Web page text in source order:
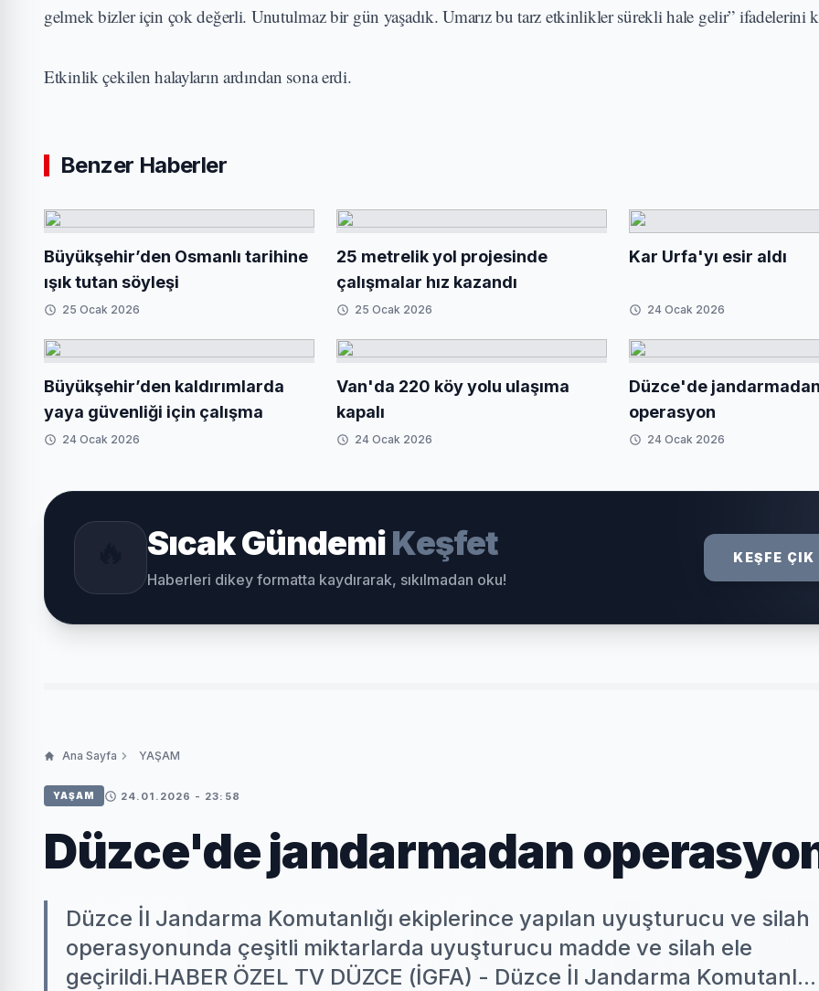
gelmek bizler için çok değerli. Unutulmaz bir gün yaşadık. Umarız bu tarz etkinlikler sürekli hale gelir” ifadelerini
Etkinlik çekilen halayların ardından sona erdi.
Benzer Haberler
Büyükşehir’den Osmanlı tarihine
ışık tutan söyleşi
25 Ocak 2026
25 metrelik yol projesinde
çalışmalar hız kazandı
25 Ocak 2026
Kar Urfa'yı esir aldı
24 Ocak 2026
Büyükşehir’den kaldırımlarda
yaya güvenliği için çalışma
24 Ocak 2026
Van'da 220 köy yolu ulaşıma
kapalı
24 Ocak 2026
Düzce'de
operasyon
24 Ocak 2026
Sıcak GündemiKeşfet
Haberleri dikey formatta kaydırarak, sıkılmadan oku!
KEŞFE ÇIK
Ana Sayfa YAŞAM
YAŞAM 24.01.2026 - 23:58
Düzce'de jandarmadan
Düzce İl Jandarma Komutanlığı ekiplerince yapılan uyuşturucu ve silah
operasyonunda çeşitli miktarlarda uyuşturucu madde ve silah ele
geçirildi.HABER ÖZEL TV DÜZCE (İGFA) - Düzce İl Jandarma Komutanl...